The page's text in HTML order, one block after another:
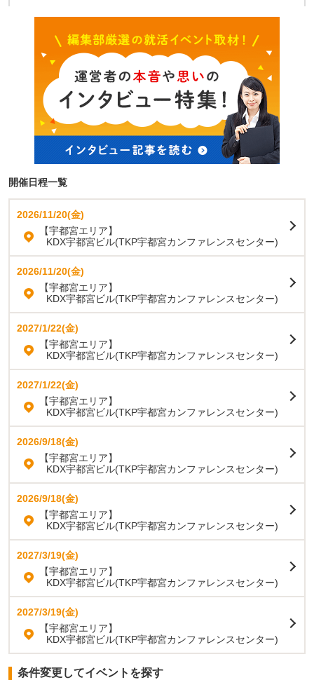
開催日程一覧
2026/11/20(金)
【宇都宮エリア】
KDX宇都宮ビル(TKP宇都宮カンファレンスセンター)
2026/11/20(金)
【宇都宮エリア】
KDX宇都宮ビル(TKP宇都宮カンファレンスセンター)
2027/1/22(金)
【宇都宮エリア】
KDX宇都宮ビル(TKP宇都宮カンファレンスセンター)
2027/1/22(金)
【宇都宮エリア】
KDX宇都宮ビル(TKP宇都宮カンファレンスセンター)
2026/9/18(金)
【宇都宮エリア】
KDX宇都宮ビル(TKP宇都宮カンファレンスセンター)
2026/9/18(金)
【宇都宮エリア】
KDX宇都宮ビル(TKP宇都宮カンファレンスセンター)
2027/3/19(金)
【宇都宮エリア】
KDX宇都宮ビル(TKP宇都宮カンファレンスセンター)
2027/3/19(金)
【宇都宮エリア】
KDX宇都宮ビル(TKP宇都宮カンファレンスセンター)
条件変更してイベントを探す